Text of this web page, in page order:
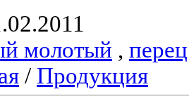
молотый , перец
/ Продукция